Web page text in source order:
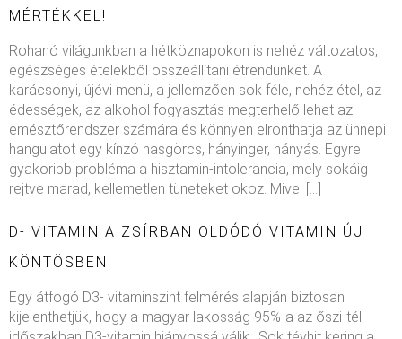
MÉRTÉKKEL!
Rohanó világunkban a hétköznapokon is nehéz változatos,
egészséges ételekből összeállítani étrendünket. A
karácsonyi, újévi menü, a jellemzően sok féle, nehéz étel, az
édességek, az alkohol fogyasztás megterhelő lehet az
emésztőrendszer számára és könnyen elronthatja az ünnepi
hangulatot egy kínzó hasgörcs, hányinger, hányás. Egyre
gyakoribb probléma a hisztamin-intolerancia, mely sokáig
rejtve marad, kellemetlen tüneteket okoz. Mivel […]
D- VITAMIN A ZSÍRBAN OLDÓDÓ VITAMIN ÚJ
KÖNTÖSBEN
Egy átfogó D3- vitaminszint felmérés alapján biztosan
kijelenthetjük, hogy a magyar lakosság 95%-a az őszi-téli